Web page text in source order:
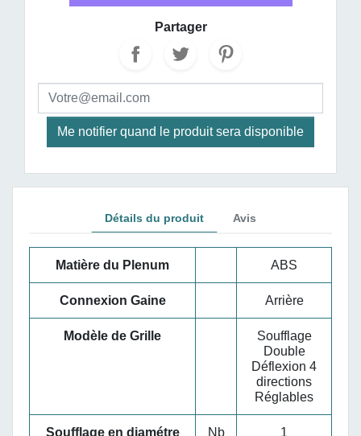
Partager
Me notifier quand le produit sera disponible
Détails du produit Avis
Matière du Plenum ABS
Connexion Gaine Arrière
Modèle de Grille
Soufflage
Double
Déflexion 4
directions
Réglables
Soufflage en diamétre Nb 1